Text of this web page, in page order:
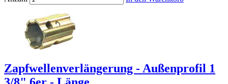
Zapfwellenverlängerung - Außenprofil 1